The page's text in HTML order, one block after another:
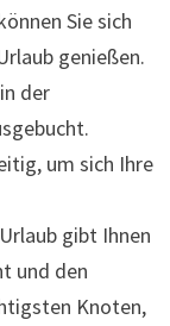
Sie sich
genießen.
der
um sich Ihre
gibt Ihnen
und den
Knoten,